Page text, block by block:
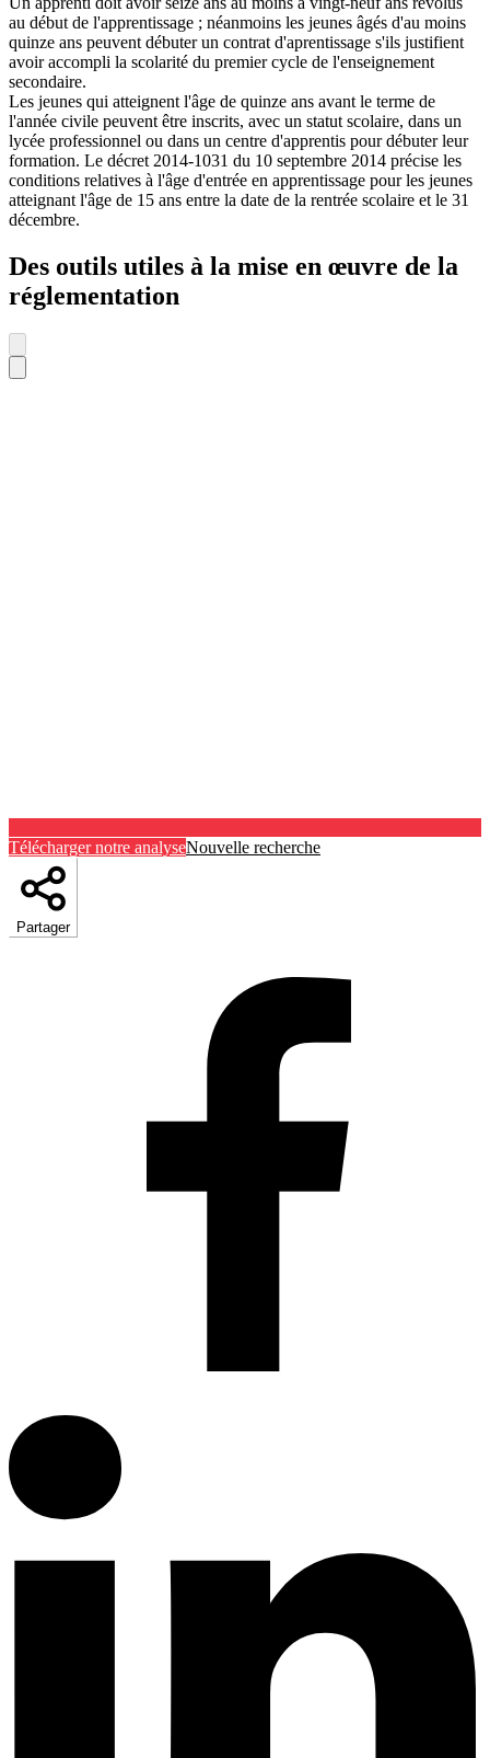
au début de l'apprentissage ; néanmoins les jeunes âgés d'au moins
quinze ans peuvent débuter un contrat d'aprentissage s'ils justifient
avoir accompli la scolarité du premier cycle de l'enseignement
secondaire.
Les jeunes qui atteignent l'âge de quinze ans avant le terme de
l'année civile peuvent être inscrits, avec un statut scolaire, dans un
lycée professionnel ou dans un centre d'apprentis pour débuter leur
formation. Le décret 2014-1031 du 10 septembre 2014 précise les
conditions relatives à l'âge d'entrée en apprentissage pour les jeunes
atteignant l'âge de 15 ans entre la date de la rentrée scolaire et le 31
décembre.
Des outils utiles à la mise en œuvre de la
réglementation
Télécharger notre analyseNouvelle recherche
Partager